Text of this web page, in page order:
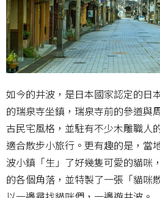
如今的井波，是日本國家認定的日
的瑞泉寺坐鎮，瑞泉寺前的參道與
古民宅風格，並駐有不少木雕職人
適合散步小旅行。更有趣的是，當
波小鎮「生」了好幾隻可愛的貓咪
的各個角落，並特製了一張「貓咪